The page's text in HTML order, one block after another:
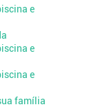
família